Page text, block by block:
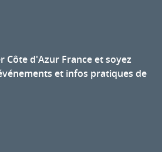
Côte d'Azur France et soyez
et infos pratiques de